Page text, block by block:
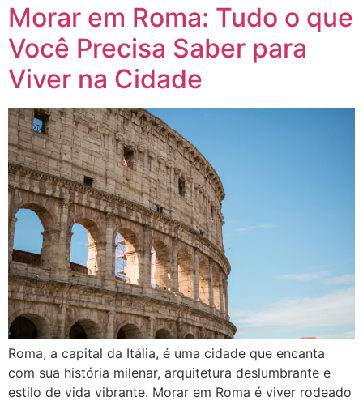
Morar em Roma: Tudo o que
Você Precisa Saber para
Viver na Cidade
Roma, a capital da Itália, é uma cidade que encanta
com sua história milenar, arquitetura deslumbrante e
estilo de vida vibrante. Morar em Roma é viver rodeado